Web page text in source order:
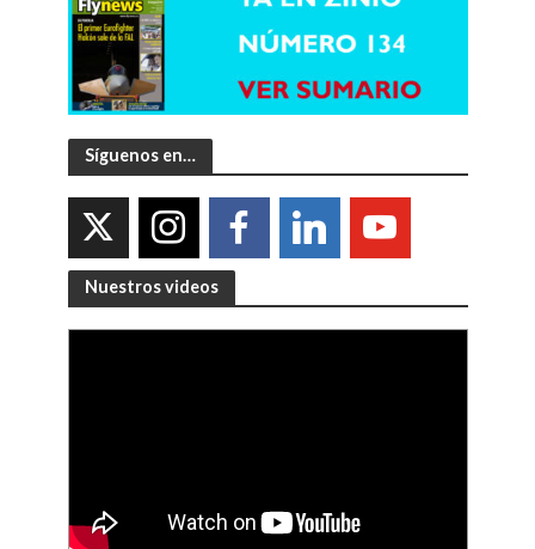
Síguenos en…
Nuestros videos